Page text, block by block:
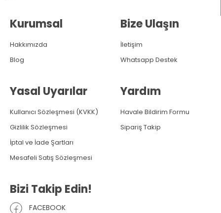
Kurumsal
Hakkımızda
Blog
Yasal Uyarılar
Kullanıcı Sözleşmesi (KVKK)
Gizlilik Sözleşmesi
İptal ve İade Şartları
Mesafeli Satış Sözleşmesi
Bize Ulaşın
İletişim
Whatsapp Destek
Yardım
Havale Bildirim Formu
Sipariş Takip
Bizi Takip Edin!
FACEBOOK